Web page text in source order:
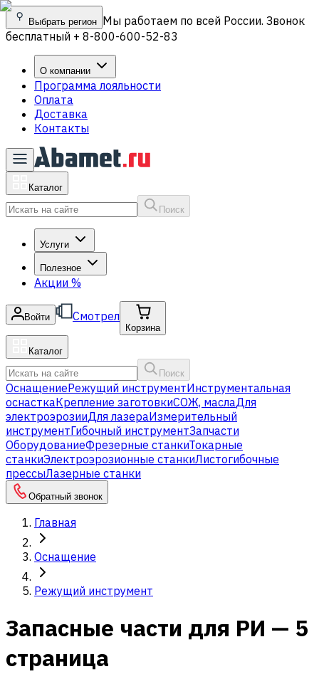
Выбрать регион Мы работаем по всей России. Звонок
бесплатный + 8-800-600-52-83
О компании
Программа лояльности
Оплата
Доставка
Контакты
Каталог
Поиск
Услуги
Полезное
Акции %
Войти Смотрел
Корзина
Каталог
Поиск
ОснащениеРежущий инструментИнструментальная
оснасткаКрепление заготовкиСОЖ, маслаДля
электроэрозииДля лазераИзмерительный
инструментГибочный инструментЗапчасти
ОборудованиеФрезерные станкиТокарные
станкиЭлектроэрозионные станкиЛистогибочные
прессыЛазерные станки
Обратный звонок
Главная
Оснащение
Режущий инструмент
Запасные части для РИ — 5
страница